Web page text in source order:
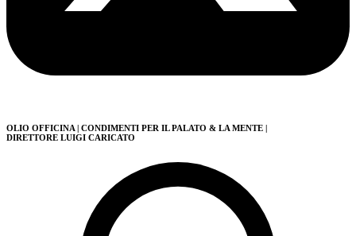
OLIO OFFICINA | CONDIMENTI PER IL PALATO & LA MENTE |
DIRETTORE LUIGI CARICATO